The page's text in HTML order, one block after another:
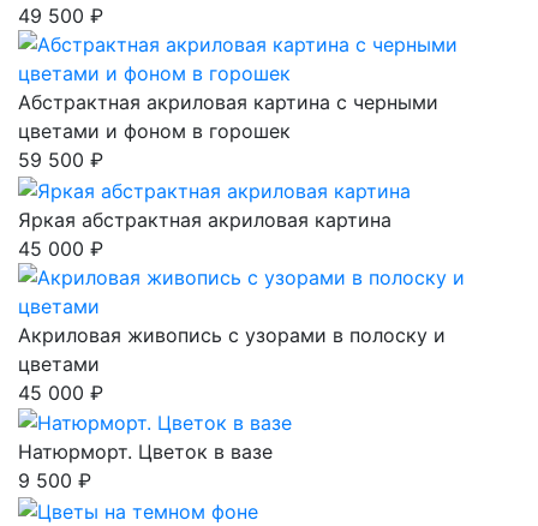
49 500 ₽
Абстрактная акриловая картина с черными
цветами и фоном в горошек
59 500 ₽
Яркая абстрактная акриловая картина
45 000 ₽
Акриловая живопись с узорами в полоску и
цветами
45 000 ₽
Натюрморт. Цветок в вазе
9 500 ₽